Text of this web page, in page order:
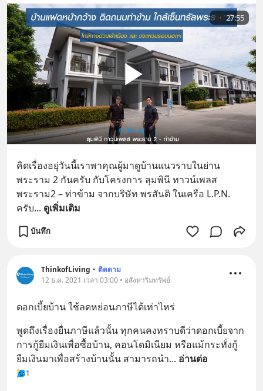
27:55
คิดเรื่องอยุ่วันนี้เราพาคุณผู้มาดูบ้านแนวราบในย่าน
พระราม 2 กันครับ กับโครงการ ลุมพินี ทาวน์เพลส
พระราม2 – ท่าข้าม จากบริษัท พรสันติ ในเครือ L.P.N.
ครับ... ดูเพิ่มเติม
บันทึก
ThinkofLiving • ติดตาม
12 ธ.ค. 2021 เวลา 03:00 • อสังหาริมทรัพย์
ดอกเบี้ยบ้าน ใช้ลดหย่อนภาษีได้เท่าไหร่
พูดถึงเรื่องยื่นภาษีแล้วนั้น ทุกคนคงทราบดีว่าดอกเบี้ยจาก
การกู้ยืมเงินเพื่อซื้อบ้าน, คอนโดมิเนียม หรือแม้กระทั่งกู้
ยืมเงินมาเพื่อสร้างบ้านนั้น สามารถนำ... อ่านต่อ
1